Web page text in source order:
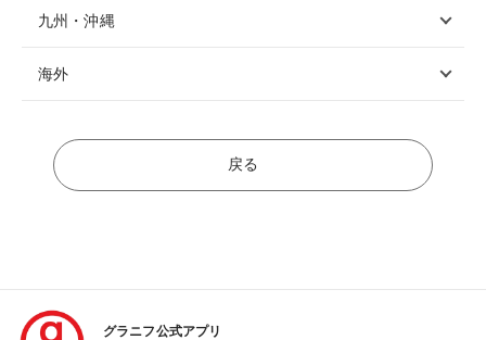
九州・沖縄
海外
戻る
グラニフ公式アプリ